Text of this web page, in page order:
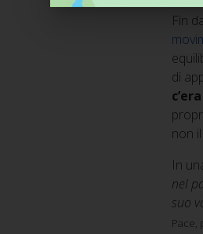
Fin
di
non
In
nel
suo
Pace,